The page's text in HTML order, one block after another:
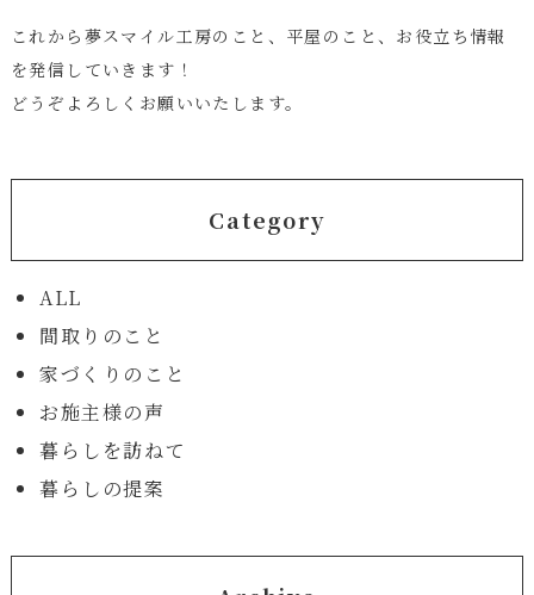
Category
ALL
間取りのこと
家づくりのこと
お施主様の声
暮らしを訪ねて
暮らしの提案
これから夢スマイル工房のこと、平屋のこと、お役立ち情報
を発信していきます！
どうぞよろしくお願いいたします。